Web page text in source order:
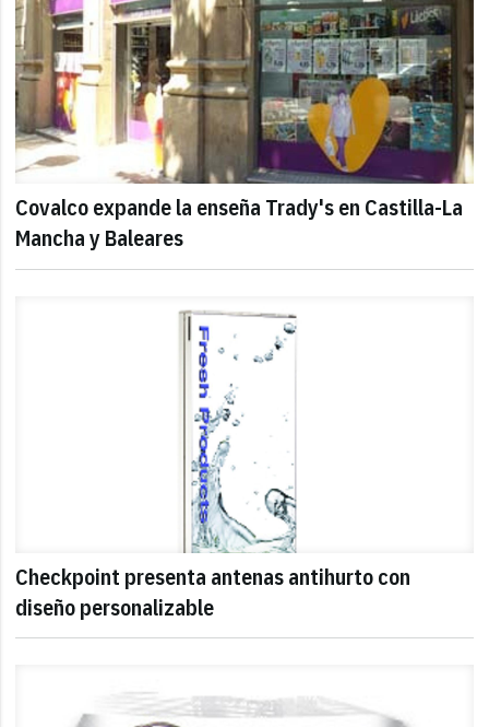
Covalco expande la enseña Trady's en Castilla-La
Mancha y Baleares
Checkpoint presenta antenas antihurto con
diseño personalizable